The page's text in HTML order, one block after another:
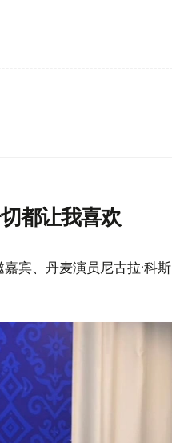
都让我喜欢
宾、丹麦演员尼古拉·科斯